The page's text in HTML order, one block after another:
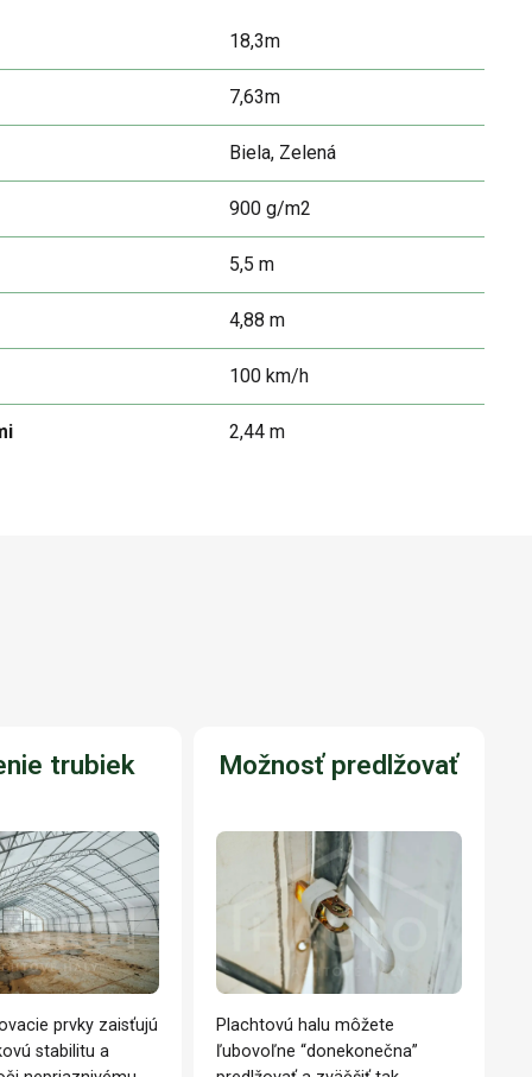
18,3m
7,63m
Biela, Zelená
900 g/m2
5,5 m
4,88 m
100 km/h
2,44 m
trubiek
prvky zaisťujú
stabilitu a
Možnosť predlžovať
Plachtovú halu môžete
ľubovoľne “donekonečna”